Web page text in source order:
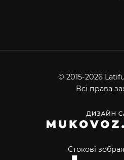
© 2015-2026
Всі права
Стокові